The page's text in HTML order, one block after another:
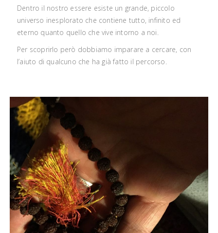
Dentro il nostro essere esiste un grande, piccolo
universo inesplorato che contiene tutto, infinito ed
eterno quanto quello che vive intorno a noi.
Per scoprirlo però dobbiamo imparare a cercare, con
l’aiuto di qualcuno che ha già fatto il percorso.